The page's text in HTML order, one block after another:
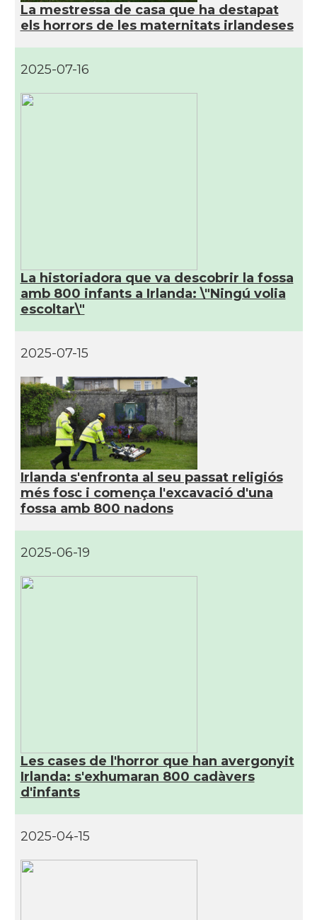
La mestressa de casa que ha destapat
els horrors de les maternitats irlandeses
2025-07-16
La historiadora que va descobrir la fossa
amb 800 infants a Irlanda: \"Ningú volia
escoltar\"
2025-07-15
Irlanda s'enfronta al seu passat religiós
més fosc i comença l'excavació d'una
fossa amb 800 nadons
2025-06-19
Les cases de l'horror que han avergonyit
Irlanda: s'exhumaran 800 cadàvers
d'infants
2025-04-15